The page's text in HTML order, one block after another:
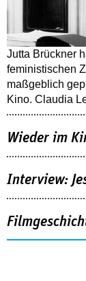
Jutta Brückner
feministischen
maßgeblich
Kino. Claudia
Wieder im
Interview: